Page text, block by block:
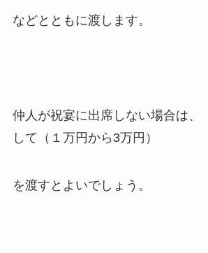
などとともに渡します。
仲人が祝宴に出席しない場合は、
して（１万円から3万円）
を渡すとよいでしょう。